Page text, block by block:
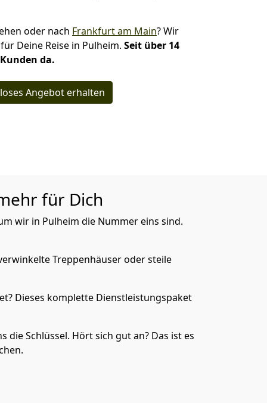
oder nach Frankfurt am Main? Wir
Deine Reise in Pulheim. Seit über 14
da.
Angebot erhalten
für Dich
wir in Pulheim die Nummer eins sind.
Treppenhäuser oder steile
Dieses komplette Dienstleistungspaket
Schlüssel. Hört sich gut an? Das ist es